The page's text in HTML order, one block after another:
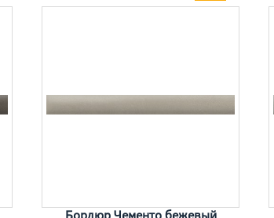
Бордюр Чементо бежевый